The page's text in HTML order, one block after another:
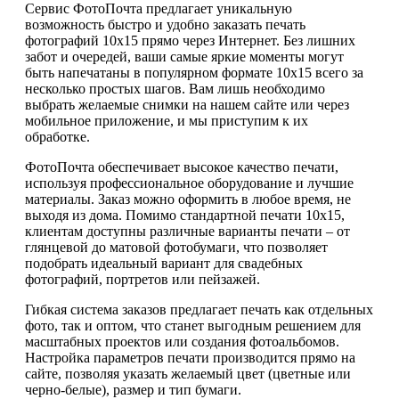
Сервис ФотоПочта предлагает уникальную
возможность быстро и удобно заказать печать
фотографий 10х15 прямо через Интернет. Без лишних
забот и очередей, ваши самые яркие моменты могут
быть напечатаны в популярном формате 10х15 всего за
несколько простых шагов. Вам лишь необходимо
выбрать желаемые снимки на нашем сайте или через
мобильное приложение, и мы приступим к их
обработке.
ФотоПочта обеспечивает высокое качество печати,
используя профессиональное оборудование и лучшие
материалы. Заказ можно оформить в любое время, не
выходя из дома. Помимо стандартной печати 10х15,
клиентам доступны различные варианты печати – от
глянцевой до матовой фотобумаги, что позволяет
подобрать идеальный вариант для свадебных
фотографий, портретов или пейзажей.
Гибкая система заказов предлагает печать как отдельных
фото, так и оптом, что станет выгодным решением для
масштабных проектов или создания фотоальбомов.
Настройка параметров печати производится прямо на
сайте, позволяя указать желаемый цвет (цветные или
черно-белые), размер и тип бумаги.